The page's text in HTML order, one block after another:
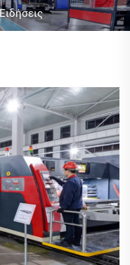
Ειδήσεις